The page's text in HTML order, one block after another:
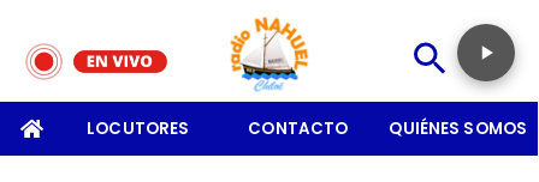
LOCUTORES CONTACTO QUIÉNES SOMOS